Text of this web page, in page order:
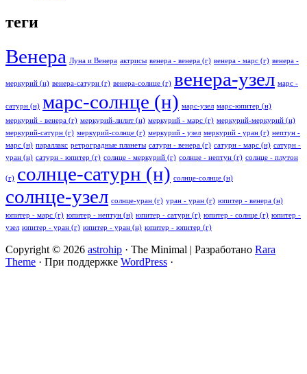
теги
Венера Луна и Венера актрисы венера - венера (г) венера - марс (г) венера -
меркурий (н) венера-сатурн (г) венера-солнце (г) венера-узел марс -
сатурн (н) марс-солнце (н) марс-узел марс-юпитер (н)
меркурий - венера (г) меркурий-лилит (н) меркурий - марс (г) меркурий-меркурий (н)
меркурий-сатурн (г) меркурий-солнце (г) меркурий - узел меркурий - уран (г) нептун -
марс (н) параллакс ретроградные планеты сатурн - венера (г) сатурн - марс (н) сатурн -
уран (н) сатурн - юпитер (г) солнце - меркурий (г) солнце - нептун (г) солнце - плутон
(г) солнце-сатурн (н) солнце-солнце (н)
солнце-узел солнце-уран (г) уран - уран (г) юпитер - венера (н)
юпитер - марс (г) юпитер - нептун (н) юпитер - сатурн (г) юпитер - солнце (г) юпитер -
узел юпитер - уран (г) юпитер - уран (н) юпитер - юпитер (г)
Copyright © 2026 astrohip · The Minimal | Разработано Rara
Theme · При поддержке WordPress ·